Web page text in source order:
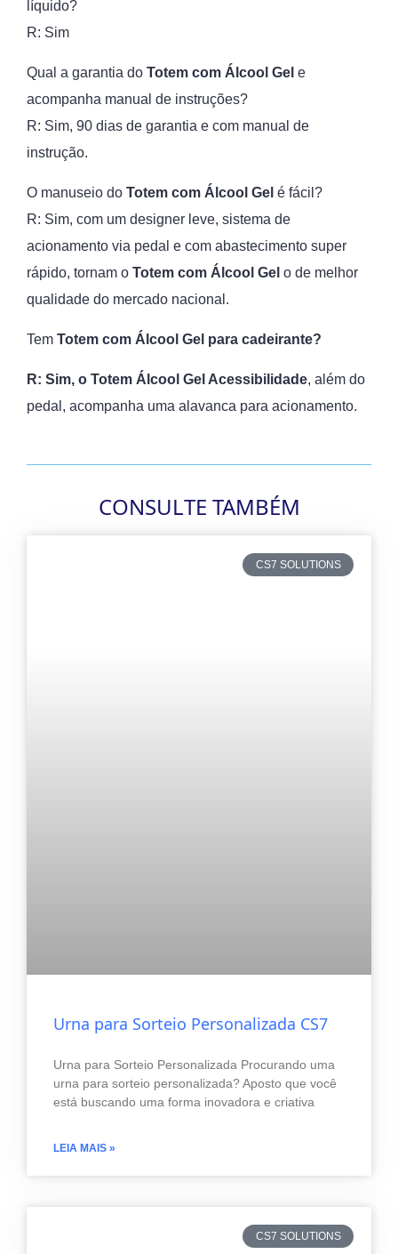
líquido?
R: Sim
Qual a garantia do Totem com Álcool Gel e
acompanha manual de instruções?
R: Sim, 90 dias de garantia e com manual de
instrução.
O manuseio do Totem com Álcool Gel é fácil?
R: Sim, com um designer leve, sistema de
acionamento via pedal e com abastecimento super
rápido, tornam o Totem com Álcool Gel o de melhor
qualidade do mercado nacional.
Tem Totem com Álcool Gel para cadeirante?
R: Sim, o Totem Álcool Gel Acessibilidade, além do
pedal, acompanha uma alavanca para acionamento.
CONSULTE TAMBÉM
CS7 SOLUTIONS
Urna para Sorteio Personalizada CS7
Urna para Sorteio Personalizada Procurando uma
urna para sorteio personalizada? Aposto que você
está buscando uma forma inovadora e criativa
LEIA MAIS »
CS7 SOLUTIONS